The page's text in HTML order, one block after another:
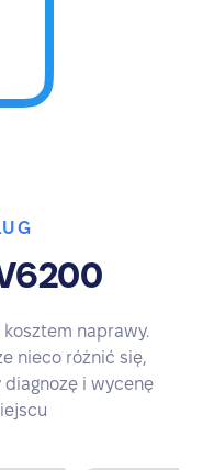
kosztem naprawy.
nieco różnić się,
i wycenę